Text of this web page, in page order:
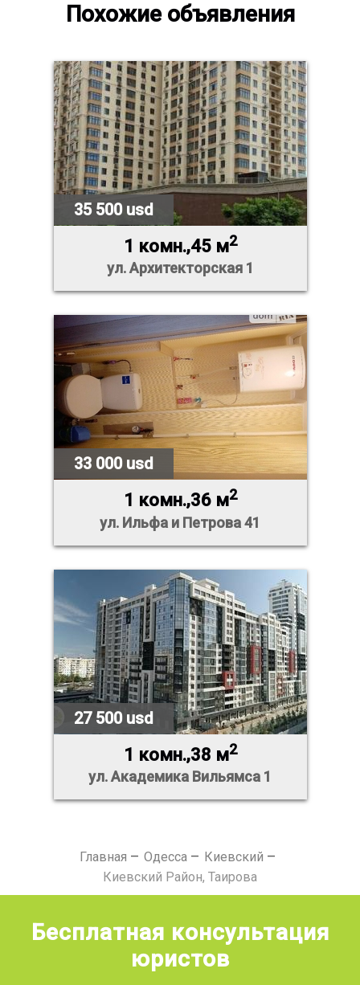
Похожие объявления
35 500 usd
1 комн.,45 м2
ул. Архитекторская 1
33 000 usd
1 комн.,36 м2
ул. Ильфа и Петрова 41
27 500 usd
1 комн.,38 м2
ул. Академика Вильямса 1
Главная Одесса
Киевский
Киевский Район, Таирова
Бесплатная консультация
юристов